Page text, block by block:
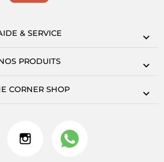
& SERVICE
PRODUITS
CORNER SHOP